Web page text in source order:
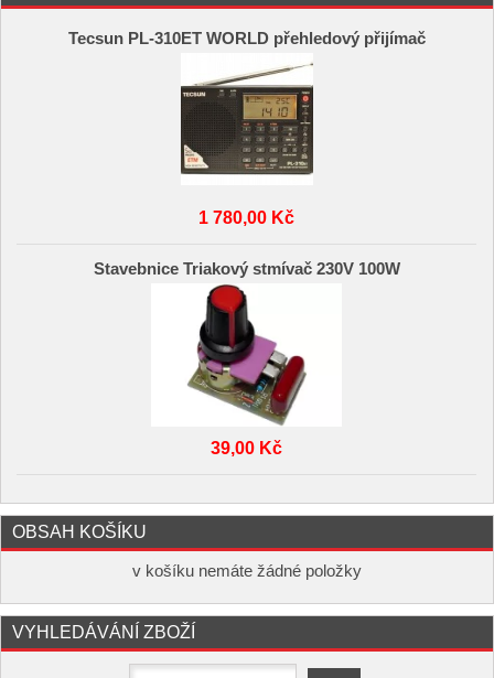
Tecsun PL-310ET WORLD přehledový přijímač
1 780,00 Kč
Stavebnice Triakový stmívač 230V 100W
39,00 Kč
OBSAH KOŠÍKU
v košíku nemáte žádné položky
VYHLEDÁVÁNÍ ZBOŽÍ